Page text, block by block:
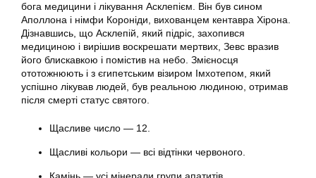
бога медицини і лікування Асклепієм. Він був сином
Аполлона і німфи Короніди, вихованцем кентавра Хірона.
Дізнавшись, що Асклепій, який підріс, захопився
медициною і вирішив воскрешати мертвих, Зевс вразив
його блискавкою і помістив на небо. Змієносця
ототожнюють і з єгипетським візиром Імхотепом, який
успішно лікував людей, був реальною людиною, отримав
після смерті статус святого.
Щасливе число — 12.
Щасливі кольори — всі відтінки червоного.